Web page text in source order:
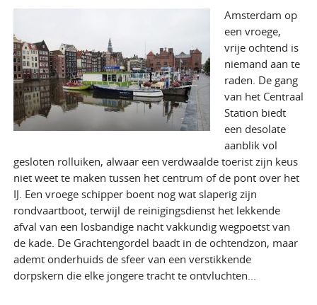
Amsterdam op
een vroege,
vrije ochtend is
niemand aan te
raden. De gang
van het Centraal
Station biedt
een desolate
aanblik vol
gesloten rolluiken, alwaar een verdwaalde toerist zijn keus
niet weet te maken tussen het centrum of de pont over het
IJ. Een vroege schipper boent nog wat slaperig zijn
rondvaartboot, terwijl de reinigingsdienst het lekkende
afval van een losbandige nacht vakkundig wegpoetst van
de kade. De Grachtengordel baadt in de ochtendzon, maar
ademt onderhuids de sfeer van een verstikkende
dorpskern die elke jongere tracht te ontvluchten...